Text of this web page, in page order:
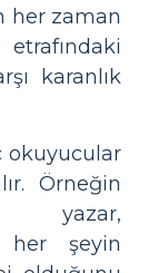
her zaman
karanlık
okuyucular
Örneğin
her şeyin